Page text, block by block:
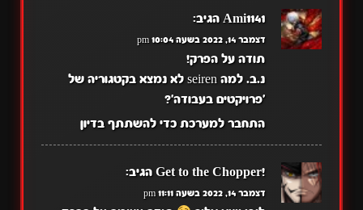
Ami1141 הגיב:
דצמבר 14, 2022 בשעה 10:04 pm
תודה על הפרק!
נ.ב. למה seiren לא נמצא בקטגוריה של
'פרויקטים בעבודה'?
התחבר למערכת כדי להשתתף בדיון
!Get to the Chopper הגיב:
דצמבר 14, 2022 בשעה 11:11 pm